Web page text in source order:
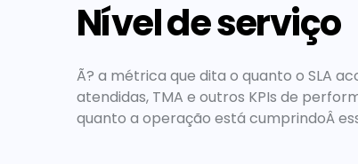
Nível de serviço
Ã? a métrica que dita o quanto o SLA
atendidas, TMA e outros KPIs de
quanto a operação está cumprindoÂ